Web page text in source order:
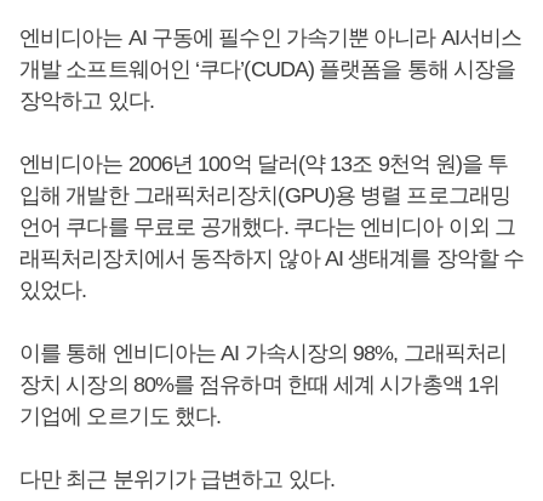
엔비디아는 AI 구동에 필수인 가속기뿐 아니라 AI서비스
개발 소프트웨어인 ‘쿠다’(CUDA) 플랫폼을 통해 시장을
장악하고 있다.
엔비디아는 2006년 100억 달러(약 13조 9천억 원)을 투
입해 개발한 그래픽처리장치(GPU)용 병렬 프로그래밍
언어 쿠다를 무료로 공개했다. 쿠다는 엔비디아 이외 그
래픽처리장치에서 동작하지 않아 AI 생태계를 장악할 수
있었다.
이를 통해 엔비디아는 AI 가속시장의 98%, 그래픽처리
장치 시장의 80%를 점유하며 한때 세계 시가총액 1위
기업에 오르기도 했다.
다만 최근 분위기가 급변하고 있다.